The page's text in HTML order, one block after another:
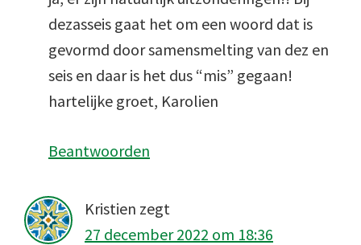
dezasseis gaat het om een woord dat is
gevormd door samensmelting van dez en
seis en daar is het dus “mis” gegaan!
hartelijke groet, Karolien
Beantwoorden
Kristien zegt
27 december 2022 om 18:36